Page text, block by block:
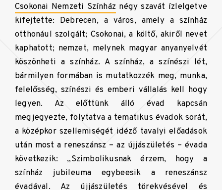
Csokonai Nemzeti Színház négy szavát ízlelgetve
kifejtette: Debrecen, a város, amely a színház
otthonául szolgált; Csokonai, a költő, akiről nevet
kaphatott; nemzet, melynek magyar anyanyelvét
köszönheti a színház. A színház, a színészi lét,
bármilyen formában is mutatkozzék meg, munka,
felelősség, színészi és emberi vállalás kell hogy
legyen. Az előttünk álló évad kapcsán
megjegyezte, folytatva a tematikus évadok sorát,
a középkor szellemiségét idéző tavalyi előadások
után most a reneszánsz – az újjászületés – évada
következik: „Szimbolikusnak érzem, hogy a
színház jubileuma egybeesik a reneszánsz
évadával. Az újjászületés törekvésével és